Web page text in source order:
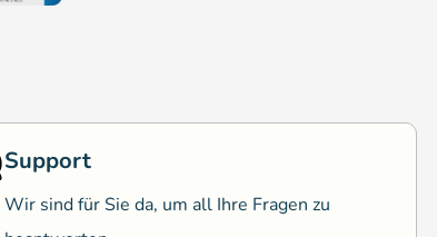
Support
Wir sind für Sie da, um all Ihre Fragen zu